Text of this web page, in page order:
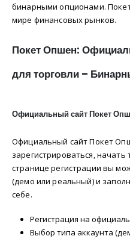
бинарными опционами.
мире финансовых рынков.
Покет Опшен:
для торговли –
Официальный сайт Покет
Официальный сайт Покет
зарегистрироваться,
странице регистрации вы
(демо или реальный) и
себе.
Регистрация на
Выбор типа аккаунта